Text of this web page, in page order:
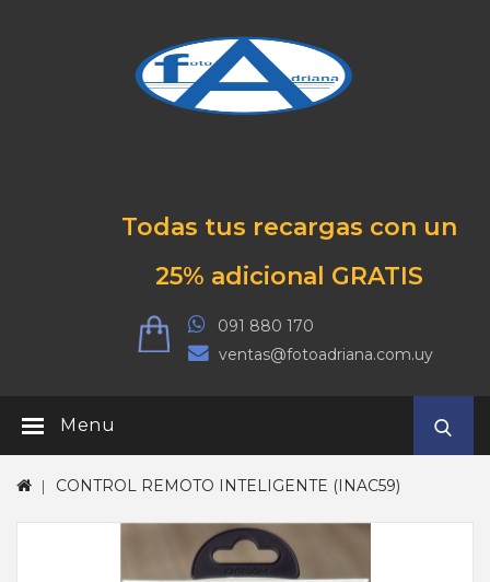
Todas tus recargas con un
25% adicional GRATIS
091 880 170
ventas@fotoadriana.com.uy
Menu
CONTROL REMOTO INTELIGENTE (INAC59)